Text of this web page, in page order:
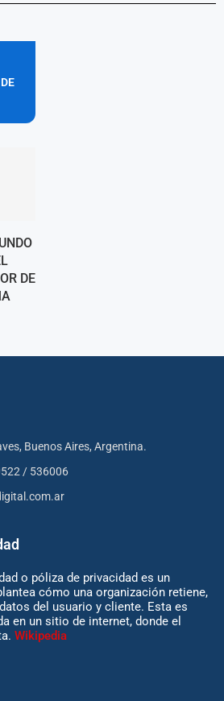
DE
Buenos Aires, Argentina.
/ 536006
o póliza de privacidad es un
cómo una organización retiene,
del usuario y cliente. Esta es
en un sitio de internet, donde el
Wikipedia